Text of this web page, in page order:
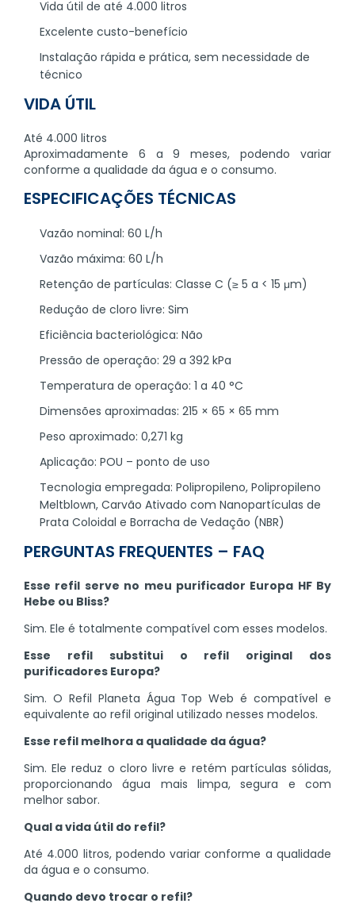
Vida útil de até 4.000 litros
Excelente custo-benefício
Instalação rápida e prática, sem necessidade de
técnico
VIDA ÚTIL
Até 4.000 litros
Aproximadamente 6 a 9 meses, podendo variar
conforme a qualidade da água e o consumo.
ESPECIFICAÇÕES TÉCNICAS
Vazão nominal: 60 L/h
Vazão máxima: 60 L/h
Retenção de partículas: Classe C (≥ 5 a < 15 μm)
Redução de cloro livre: Sim
Eficiência bacteriológica: Não
Pressão de operação: 29 a 392 kPa
Temperatura de operação: 1 a 40 °C
Dimensões aproximadas: 215 × 65 × 65 mm
Peso aproximado: 0,271 kg
Aplicação: POU – ponto de uso
Tecnologia empregada: Polipropileno, Polipropileno
Meltblown, Carvão Ativado com Nanopartículas de
Prata Coloidal e Borracha de Vedação (NBR)
PERGUNTAS FREQUENTES – FAQ
Esse refil serve no meu purificador Europa HF By
Hebe ou Bliss?
Sim. Ele é totalmente compatível com esses modelos.
Esse refil substitui o refil original dos
purificadores Europa?
Sim. O Refil Planeta Água Top Web é compatível e
equivalente ao refil original utilizado nesses modelos.
Esse refil melhora a qualidade da água?
Sim. Ele reduz o cloro livre e retém partículas sólidas,
proporcionando água mais limpa, segura e com
melhor sabor.
Qual a vida útil do refil?
Até 4.000 litros, podendo variar conforme a qualidade
da água e o consumo.
Quando devo trocar o refil?